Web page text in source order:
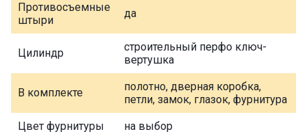
Противосъемные
штыри
да
Цилиндр
строительный перфо ключ-
вертушка
В комплекте
полотно, дверная коробка,
петли, замок, глазок, фурнитура
Цвет фурнитуры на выбор